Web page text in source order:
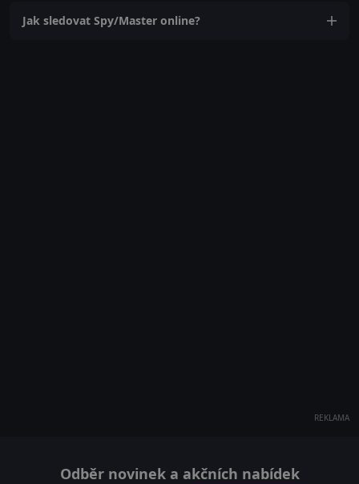
Jak sledovat Spy/Master online?
REKLAMA
Odběr novinek a akčních nabídek